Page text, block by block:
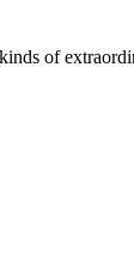
of